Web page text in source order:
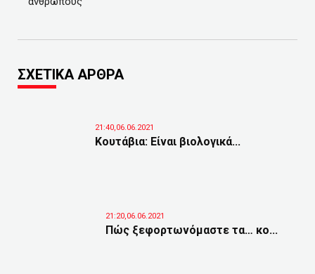
ΣΧΕΤΙΚΑ ΑΡΘΡΑ
21:40,06.06.2021
Κουτάβια: Είναι βιολογικά...
21:20,06.06.2021
Πώς ξεφορτωνόμαστε τα… κο...